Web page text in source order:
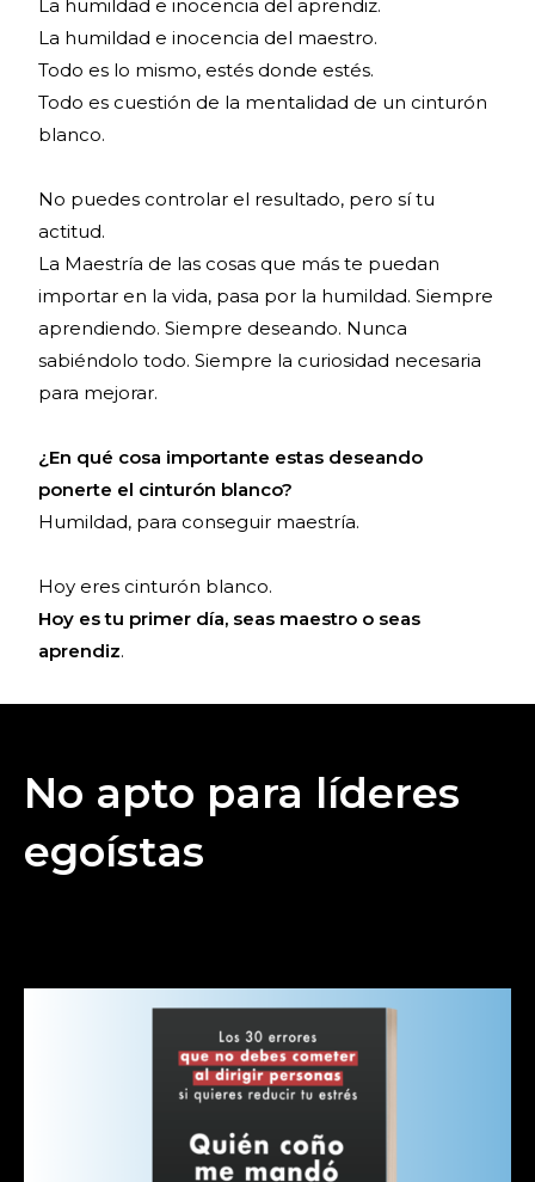
La humildad e inocencia del aprendiz.
La humildad e inocencia del maestro.
Todo es lo mismo, estés donde estés.
Todo es cuestión de la mentalidad de un cinturón
blanco.
No puedes controlar el resultado, pero sí tu
actitud.
La Maestría de las cosas que más te puedan
importar en la vida, pasa por la humildad. Siempre
aprendiendo. Siempre deseando. Nunca
sabiéndolo todo. Siempre la curiosidad necesaria
para mejorar.
¿En qué cosa importante estas deseando
ponerte el cinturón blanco?
Humildad, para conseguir maestría.
Hoy eres cinturón blanco.
Hoy es tu primer día, seas maestro o seas
aprendiz.
No apto para líderes
egoístas